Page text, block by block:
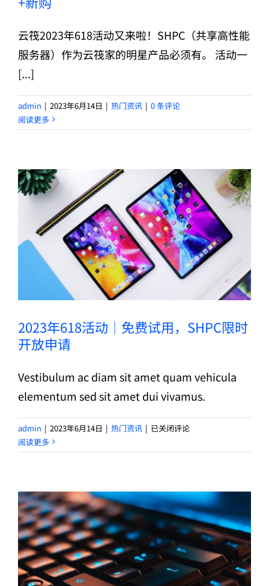
云筏2023年618活动又来啦！SHPC（共享高性能
服务器）作为云筏家的明星产品必须有。 活动一
[...]
admin | 2023年6月14日 | 热门资讯 | 0 条评论
阅读更多
2023年618活动｜免费试用，SHPC限时
开放申请
Vestibulum ac diam sit amet quam vehicula
elementum sed sit amet dui vivamus.
admin | 2023年6月14日 | 热门资讯 | 2023
618
｜
免
试
SHPC
已关闭评论
阅读更多